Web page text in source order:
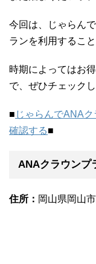
今回は、じゃらん
ランを利用するこ
時期によってはお
で、ぜひチェック
■ じゃらんでANA
確認する■
ANAクラウンプ
住所： 岡山県岡山